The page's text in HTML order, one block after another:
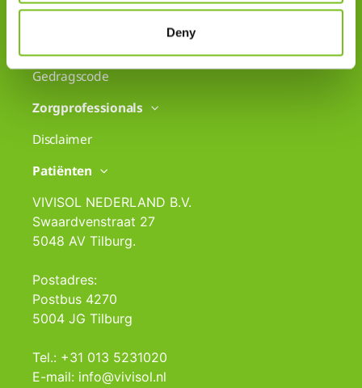
Deny
Cookiegebruik
Gedragscode
Zorgprofessionals
Disclaimer
Patiënten
VIVISOL NEDERLAND B.V.
Swaardvenstraat 27
5048 AV Tilburg.
Postadres:
Postbus 4270
5004 JG Tilburg
Tel.: +31 013 5231020
E-mail: info@vivisol.nl